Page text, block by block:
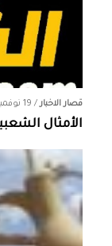
قصار الاخبار/ 19 نوفمبر 2024
الأمثال